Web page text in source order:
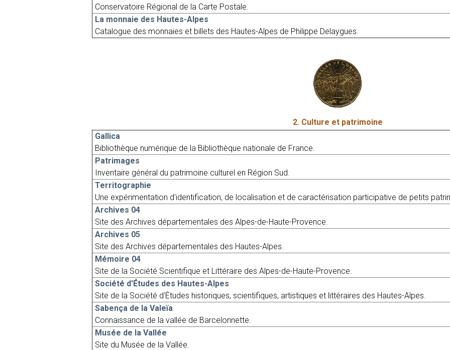
Conservatoire Régional de la Carte Postale.
La monnaie des Hautes-Alpes
Catalogue des monnaies et billets des Hautes-Alpes de Philippe Delaygues.
2. Culture et patrimoine
Gallica
Bibliothèque numérique de la Bibliothèque nationale de France.
Patrimages
Inventaire général du patrimoine culturel en Région Sud.
Territographie
Une expérimentation d'identification, de localisation et de caractérisation participative de petits
Archives 04
Site des Archives départementales des Alpes-de-Haute-Provence.
Archives 05
Site des Archives départementales des Hautes-Alpes.
Mémoire 04
Site de la Société Scientifique et Littéraire des Alpes-de-Haute-Provence.
Société d'Études des Hautes-Alpes
Site de la Société d'Études historiques, scientifiques, artistiques et littéraires des Hautes-Alpes.
Sabença de la Valeïa
Connaissance de la vallée de Barcelonnette.
Musée de la Vallée
Site du Musée de la Vallée.